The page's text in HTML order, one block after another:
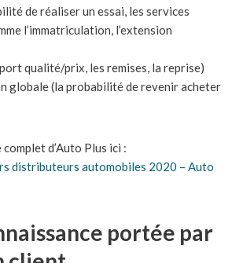
de réaliser un essai, les services
l’immatriculation, l’extension
qualité/prix, les remises, la reprise)
globale (la probabilité de revenir acheter
d’Auto Plus ici :
distributeurs automobiles 2020 – Auto
portée par